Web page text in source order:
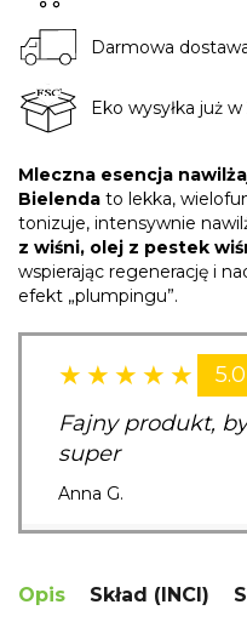
Darmowa
Eko wysyłka już w
Mleczna esencja
Bielenda to lekka,
tonizuje, intensywnie
z wiśni, olej z pestek
wspierając regenerację i
efekt „plumpingu”.
Fajny produkt,
super
Anna G.
Opis Skład (INCI)